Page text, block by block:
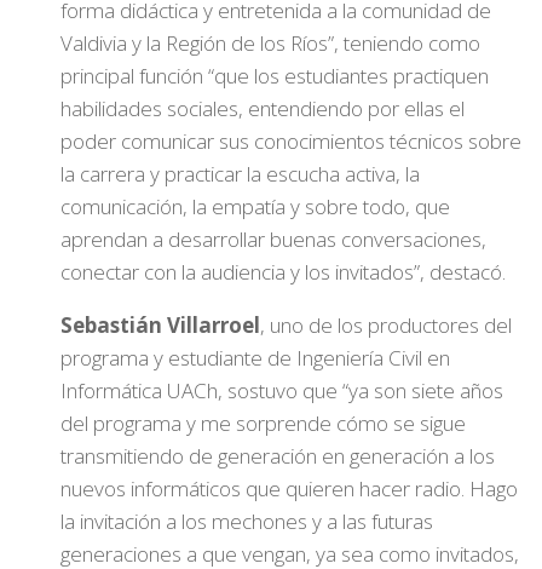
forma didáctica y entretenida a la comunidad de
Valdivia y la Región de los Ríos”, teniendo como
principal función “que los estudiantes practiquen
habilidades sociales, entendiendo por ellas el
poder comunicar sus conocimientos técnicos sobre
la carrera y practicar la escucha activa, la
comunicación, la empatía y sobre todo, que
aprendan a desarrollar buenas conversaciones,
conectar con la audiencia y los invitados”, destacó.
Sebastián Villarroel, uno de los productores del
programa y estudiante de Ingeniería Civil en
Informática UACh, sostuvo que “ya son siete años
del programa y me sorprende cómo se sigue
transmitiendo de generación en generación a los
nuevos informáticos que quieren hacer radio. Hago
la invitación a los mechones y a las futuras
generaciones a que vengan, ya sea como invitados,